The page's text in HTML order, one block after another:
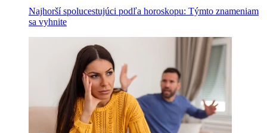
Najhorší spolucestujúci podľa horoskopu: Týmto znameniam
sa vyhnite